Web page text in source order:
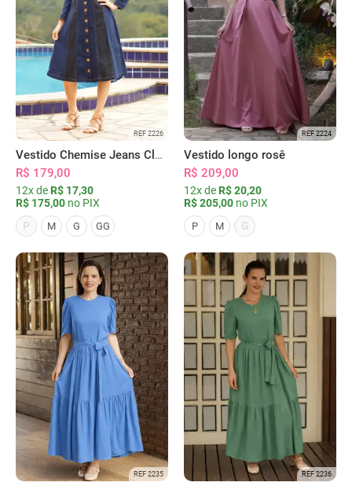
REF 2226
Vestido Chemise Jeans Clássica Serena
R$ 179,00
12x de R$ 17,30
R$ 175,00 no PIX
P
M G GG
REF 2224
Vestido longo rosê
R$ 209,00
12x de R$ 20,20
R$ 205,00 no PIX
P M G
REF 2235 REF 2236